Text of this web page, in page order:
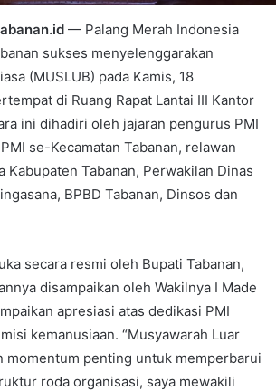
— Palang Merah Indonesia
sukses menyelenggarakan
(MUSLUB) pada Kamis, 18
di Ruang Rapat Lantai III Kantor
ini dihadiri oleh jajaran pengurus PMI
se-Kecamatan Tabanan, relawan
Kabupaten Tabanan, Perwakilan Dinas
BPBD Tabanan, Dinsos dan
secara resmi oleh Bupati Tabanan,
disampaikan oleh Wakilnya I Made
apresiasi atas dedikasi PMI
kemanusiaan. “Musyawarah Luar
momentum penting untuk memperbarui
roda organisasi, saya mewakili